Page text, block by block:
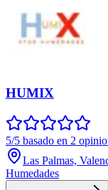
HUMIX
5/5 basado en 2
Las Palmas,
Humedades